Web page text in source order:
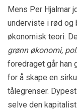
Mens Per Hjalmar
underviste i rød og
økonomisk teori.
grønn økonomi,
foredraget går han
for å skape en
tålegrenser.
selve den